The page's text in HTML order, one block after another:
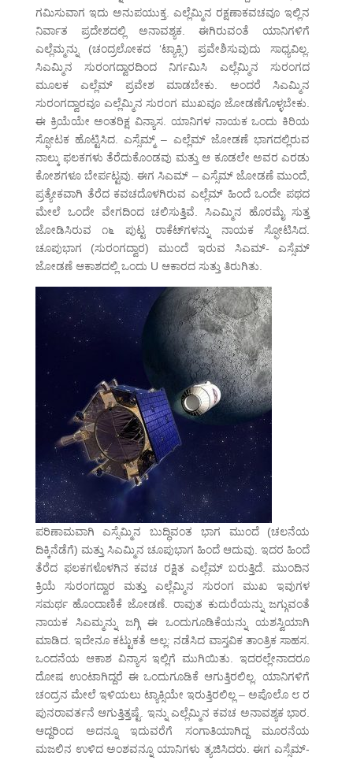
ಗಮಿಸುವಾಗ ಇದು ಅನುಪಯುಕ್ತ. ಎಲ್ಲೆಮ್ಮಿನ ರಕ್ಷಣಾಕವಚವೂ ಇಲ್ಲಿನ
ನಿರ್ವಾತ ಪ್ರದೇಶದಲ್ಲಿ ಅನಾವಶ್ಯಕ. ಈಗಿರುವಂತೆ ಯಾನಿಗಳಿಗೆ
ಎಲ್ಲೆಮ್ಮನ್ನು (ಚಂದ್ರಲೋಕದ ‘ಟ್ಯಾಕ್ಸಿ’) ಪ್ರವೇಶಿಸುವುದು ಸಾಧ್ಯವಿಲ್ಲ.
ಸಿಎಮ್ಮಿನ ಸುರಂಗದ್ವಾರದಿಂದ ನಿರ್ಗಮಿಸಿ ಎಲ್ಲೆಮ್ಮಿನ ಸುರಂಗದ
ಮೂಲಕ ಎಲ್ಲೆಮ್ ಪ್ರವೇಶ ಮಾಡಬೇಕು. ಅಂದರೆ ಸಿಎಮ್ಮಿನ
ಸುರಂಗದ್ವಾರವೂ ಎಲ್ಲೆಮ್ಮಿನ ಸುರಂಗ ಮುಖವೂ ಜೋಡಣೆಗೊಳ್ಳಬೇಕು.
ಈ ಕ್ರಿಯೆಯೇ ಅಂತರಿಕ್ಷ ವಿನ್ಯಾಸ. ಯಾನಿಗಳ ನಾಯಕ ಒಂದು ಕಿರಿಯ
ಸ್ಫೋಟಕ ಹೊಟ್ಟಿಸಿದ. ಎಸ್ಸೆಮ್ಮ್ – ಎಲ್ಲೆಮ್ ಜೋಡಣೆ ಭಾಗದಲ್ಲಿರುವ
ನಾಲ್ಕು ಫಲಕಗಳು ತೆರೆದುಕೊಂಡವು ಮತ್ತು ಆ ಕೂಡಲೇ ಅವರ ಎರಡು
ಕೋಶಗಳೂ ಬೇರ್ಪಟ್ಟವು. ಈಗ ಸಿಎಮ್ – ಎಸ್ಸೆಮ್ ಜೋಡಣೆ ಮುಂದೆ,
ಪ್ರತ್ಯೇಕವಾಗಿ ತೆರೆದ ಕವಚದೊಳಗಿರುವ ಎಲ್ಲೆಮ್ ಹಿಂದೆ ಒಂದೇ ಪಥದ
ಮೇಲೆ ಒಂದೇ ವೇಗದಿಂದ ಚಲಿಸುತ್ತಿವೆ. ಸಿಎಮ್ಮಿನ ಹೊರಮೈ ಸುತ್ತ
ಜೋಡಿಸಿರುವ ೧೬ ಪುಟ್ಟ ರಾಕೆಟ್‌ಗಳನ್ನು ನಾಯಕ ಸ್ಫೋಟಿಸಿದ.
ಚೂಪುಭಾಗ (ಸುರಂಗದ್ವಾರ) ಮುಂದೆ ಇರುವ ಸಿಎಮ್- ಎಸ್ಸೆಮ್
ಜೋಡಣೆ ಆಕಾಶದಲ್ಲಿ ಒಂದು U ಆಕಾರದ ಸುತ್ತು ತಿರುಗಿತು.
ಪರಿಣಾಮವಾಗಿ ಎಸ್ಸೆಮ್ಮಿನ ಬುದ್ಧಿವಂತ ಭಾಗ ಮುಂದೆ (ಚಲನೆಯ
ದಿಕ್ಕಿನೆಡೆಗೆ) ಮತ್ತು ಸಿಎಮ್ಮಿನ ಚೂಪುಭಾಗ ಹಿಂದೆ ಆದುವು. ಇದರ ಹಿಂದೆ
ತೆರೆದ ಫಲಕಗಳೊಳಗಿನ ಕವಚ ರಕ್ಷಿತ ಎಲ್ಲೆಮ್ ಬರುತ್ತಿದೆ. ಮುಂದಿನ
ಕ್ರಿಯೆ ಸುರಂಗದ್ವಾರ ಮತ್ತು ಎಲ್ಲೆಮ್ಮಿನ ಸುರಂಗ ಮುಖ ಇವುಗಳ
ಸಮರ್ಥ ಹೊಂದಾಣಿಕೆ ಜೋಡಣೆ. ರಾವುತ ಕುದುರೆಯನ್ನು ಜಗ್ಗುವಂತೆ
ನಾಯಕ ಸಿಎಮ್ಮನ್ನು ಜಗ್ಗಿ ಈ ಒಂದುಗೂಡಿಕೆಯನ್ನು ಯಶಸ್ವಿಯಾಗಿ
ಮಾಡಿದ. ಇದೇನೂ ಕಟ್ಟುಕತೆ ಅಲ್ಲ: ನಡೆಸಿದ ವಾಸ್ತವಿಕ ತಾಂತ್ರಿಕ ಸಾಹಸ.
ಒಂದನೆಯ ಆಕಾಶ ವಿನ್ಯಾಸ ಇಲ್ಲಿಗೆ ಮುಗಿಯಿತು. ಇದರಲ್ಲೇನಾದರೂ
ದೋಷ ಉಂಟಾಗಿದ್ದರೆ ಈ ಒಂದುಗೂಡಿಕೆ ಆಗುತ್ತಿರಲಿಲ್ಲ. ಯಾನಿಗಳಿಗೆ
ಚಂದ್ರನ ಮೇಲೆ ಇಳಿಯಲು ಟ್ಯಾಕ್ಸಿಯೇ ಇರುತ್ತಿರಲಿಲ್ಲ – ಅಪೊಲೊ ೮ ರ
ಪುನರಾವರ್ತನೆ ಆಗುತ್ತಿತ್ತಷ್ಟೆ. ಇನ್ನು ಎಲ್ಲೆಮ್ಮಿನ ಕವಚ ಅನಾವಶ್ಯಕ ಭಾರ.
ಆದ್ದರಿಂದ ಅದನ್ನೂ ಇದುವರೆಗೆ ಸಂಗಾತಿಯಾಗಿದ್ದ ಮೂರನೆಯ
ಮಜಲಿನ ಉಳಿದ ಅಂಶವನ್ನೂ ಯಾನಿಗಳು ತ್ಯಜಿಸಿದರು. ಈಗ ಎಸ್ಸೆಮ್-